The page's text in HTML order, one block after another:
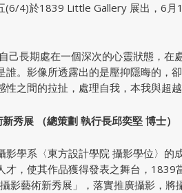
(6/4)於1839 Little Gallery 展出，6月
己長期處在一個深次的心靈狀態，
誰。影像所透露出的是壓抑隱晦的，
之間的拉扯，處理自我，本我與超越
秀展 （總策劃 執行長邱奕堅 博士）
影學系〈東方設計學院 攝影學位〉的
才，使其作品獲得發表之舞台，
影藝術新秀展」，落實推廣攝影，